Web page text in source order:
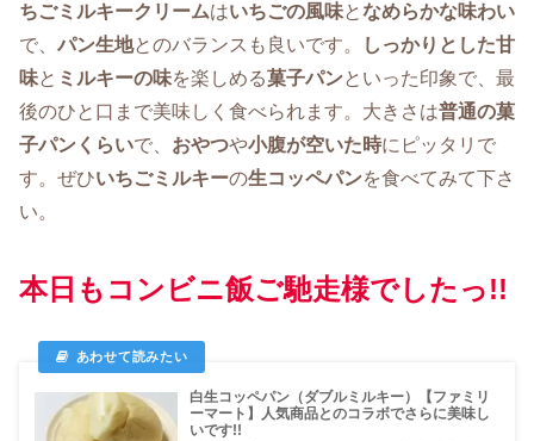
ちごミルキークリームはいちごの風味となめらかな味わい
で、 パン生地とのバランスも良いです。
しっかりとした甘
味と ミルキーの味を楽しめる菓子パンといった印象で、最
後のひと口まで美味しく食べられます。大きさは普通の菓
子パンくらいで、 おやつや小腹が空いた時にピッタリで
す。ぜひいちごミルキーの生コッペパンを食べてみて下さ
い。
本日もコンビニ飯ご馳走様でしたっ!!
白生コッペパン（ダブルミルキー）【ファミリ
ーマート】人気商品とのコラボでさらに美味し
いです!!